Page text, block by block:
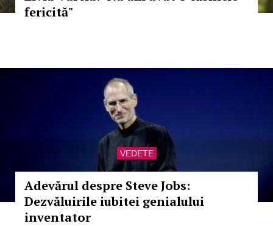
fericită"
VEDETE
Adevărul despre Steve Jobs:
Dezvăluirile iubitei genialului
inventator